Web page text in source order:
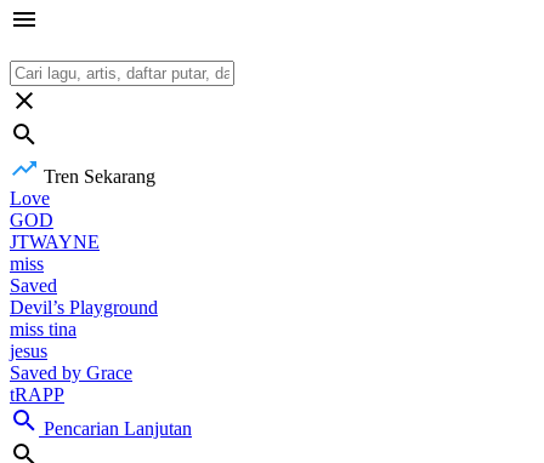
Tren Sekarang
Love
GOD
JTWAYNE
miss
Saved
Devil’s Playground
miss tina
jesus
Saved by Grace
tRAPP
Pencarian Lanjutan